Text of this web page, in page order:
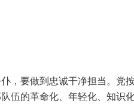
，要做到忠诚干净担当。
伍的革命化、年轻化、知识化